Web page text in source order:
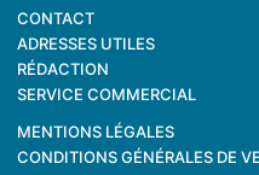
CONTACT
ADRESSES UTILES
RÉDACTION
SERVICE COMMERCIAL
MENTIONS LÉGALES
CONDITIONS GÉNÉRALES DE